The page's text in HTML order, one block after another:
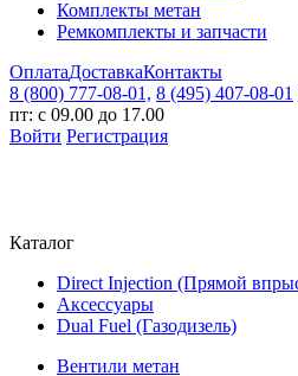
Комплекты метан
Ремкомплекты и запчасти
ОплатаДоставкаКонтакты
8 (800) 777-08-01, 8 (495) 407-08-01
пт: с 09.00 до 17.00
Войти Регистрация
Каталог
Direct Injection (Прямой
Аксессуары
Dual Fuel (Газодизель)
Вентили метан